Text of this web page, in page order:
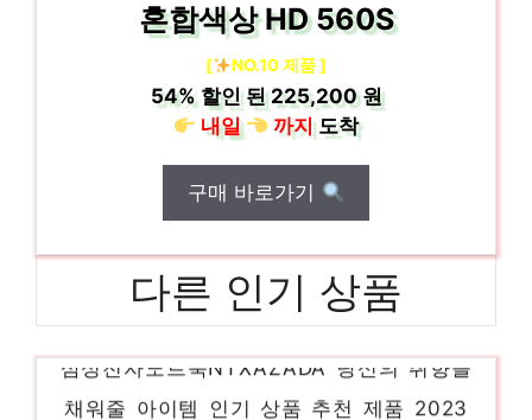
혼합색상 HD 560S
[ NO.10 제품 ]
54%할인 된225,200 원
내일
까지도착
구매 바로가기
다른 인기 상품
삼성전자노트북NTXAZADA 당신의 취향을
채워줄 아이템 인기 상품 추천 제품 2023